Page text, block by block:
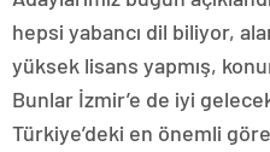
hepsi yabancı dil biliyor,
yüksek lisans yapmış,
Bunlar İzmir’e de iyi
Türkiye’deki en önemli